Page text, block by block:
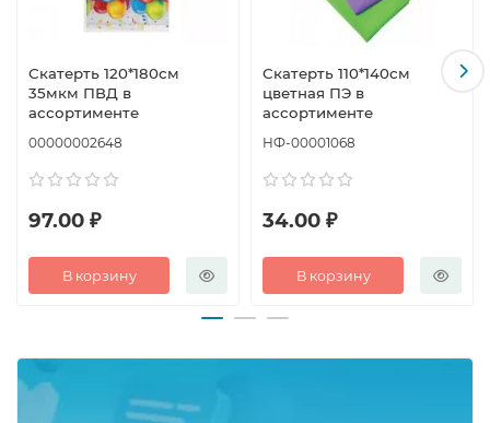
Скатерть 120*180см
35мкм ПВД в
ассортименте
00000002648
97.00 ₽
В корзину
Скатерть 110*140см
цветная ПЭ в
ассортименте
НФ-00001068
34.00 ₽
В корзину